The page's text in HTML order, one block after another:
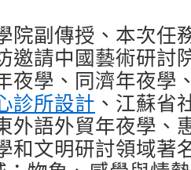
院副傳授、本次任
邀請中國藝術研討
夜學、同濟年夜學
診所設計 、江蘇省
外語外貿年夜學、
和文明研討領域著